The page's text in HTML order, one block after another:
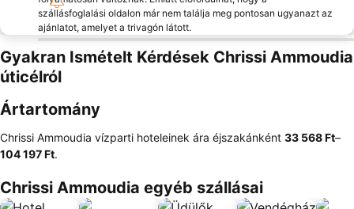
szállásfoglalási oldalon már nem találja meg pontosan ugyanazt az
ajánlatot, amelyet a trivagón látott.
Gyakran Ismételt Kérdések Chrissi Ammoudia
úticélról
Ártartomány
Chrissi Ammoudia vízparti hoteleinek ára éjszakánként ‎33 568 Ft–
104 197 Ft.
Chrissi Ammoudia egyéb szállásai